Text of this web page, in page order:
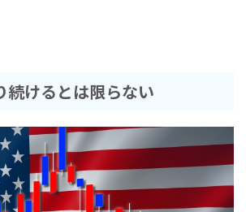
続けるとは限らない